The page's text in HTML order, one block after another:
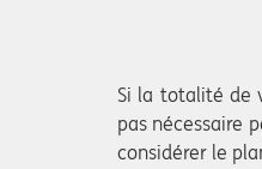
Si la totalité de
pas nécessaire
considérer le